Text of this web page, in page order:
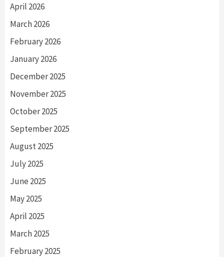
April 2026
March 2026
February 2026
January 2026
December 2025
November 2025
October 2025
September 2025
August 2025
July 2025
June 2025
May 2025
April 2025
March 2025
February 2025